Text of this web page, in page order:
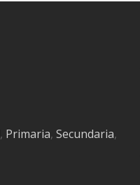
, Primaria, Secundaria,